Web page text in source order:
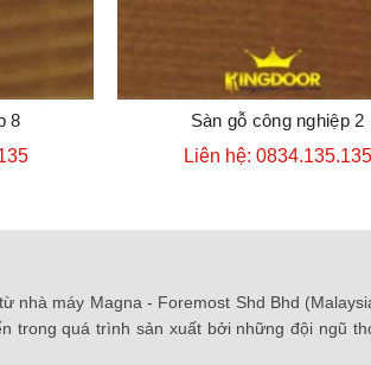
8
ĐẶT HÀNG
Sàn gỗ công nghiệp 2
Liên hệ: 0834.135.135
nhà máy Magna - Foremost Shd Bhd
trong quá trình sản xuất bởi những đội ngũ